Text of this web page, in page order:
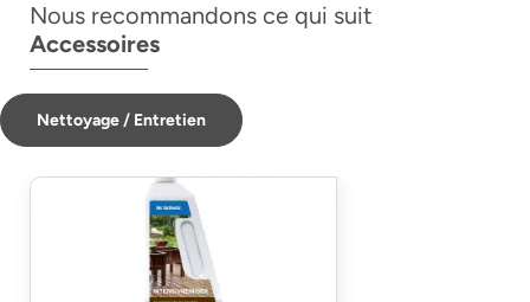
Nous recommandons ce qui suit
Accessoires
Nettoyage / Entretien